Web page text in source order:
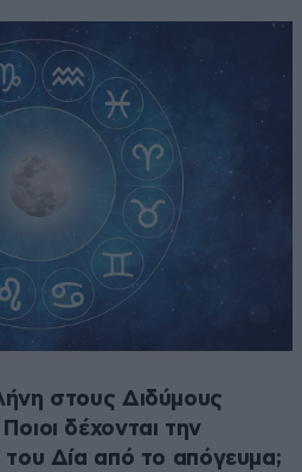
στους Διδύμους
δέχονται την
του Δία από το απόγευμα;